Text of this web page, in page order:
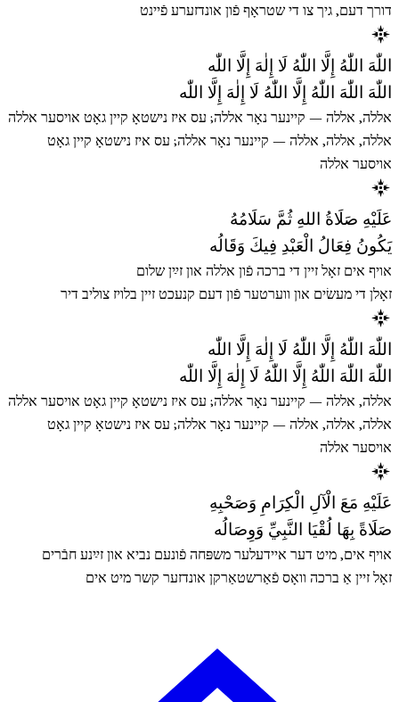
דורך דעם, גיך צו די שטראָף פֿון אונדזערע פֿיינט
اللّٰهَ اللّٰهُ إِلَّا اللّٰهُ لَا إِلٰهَ إِلَّا اللّٰه
اللّٰهَ اللّٰهَ اللّٰهُ إِلَّا اللّٰهُ لَا إِلٰهَ إِلَّا اللّٰه
אללה, אללה — קיינער נאָר אללה; עס איז נישטאָ קיין גאָט אויסער אללה
אללה, אללה, אללה — קיינער נאָר אללה; עס איז נישטאָ קיין גאָט
אויסער אללה
عَلَيْهِ صَلَاةُ اللهِ ثُمَّ سَلَامُهُ
يَكُونُ فِعَالُ الْعَبْدِ فِيكَ وَقَالُه
אויף אים זאָל זיין די ברכה פֿון אללה און זײַן שלום
זאָלן די מעשׂים און ווערטער פֿון דעם קנעכט זיין בלויז צוליב דיר
اللّٰهَ اللّٰهُ إِلَّا اللّٰهُ لَا إِلٰهَ إِلَّا اللّٰه
اللّٰهَ اللّٰهَ اللّٰهُ إِلَّا اللّٰهُ لَا إِلٰهَ إِلَّا اللّٰه
אללה, אללה — קיינער נאָר אללה; עס איז נישטאָ קיין גאָט אויסער אללה
אללה, אללה, אללה — קיינער נאָר אללה; עס איז נישטאָ קיין גאָט
אויסער אללה
عَلَيْهِ مَعَ الْآلِ الْكِرَامِ وَصَحْبِهِ
صَلَاةً بِهَا لُقْيَا النَّبِيِّ وَوِصَالُه
אויף אים, מיט דער איידעלער משפּחה פֿונעם נביא און זײַנע חבֿרים
זאָל זיין אַ ברכה וואָס פֿאַרשטאַרקן אונדזער קשר מיט אים